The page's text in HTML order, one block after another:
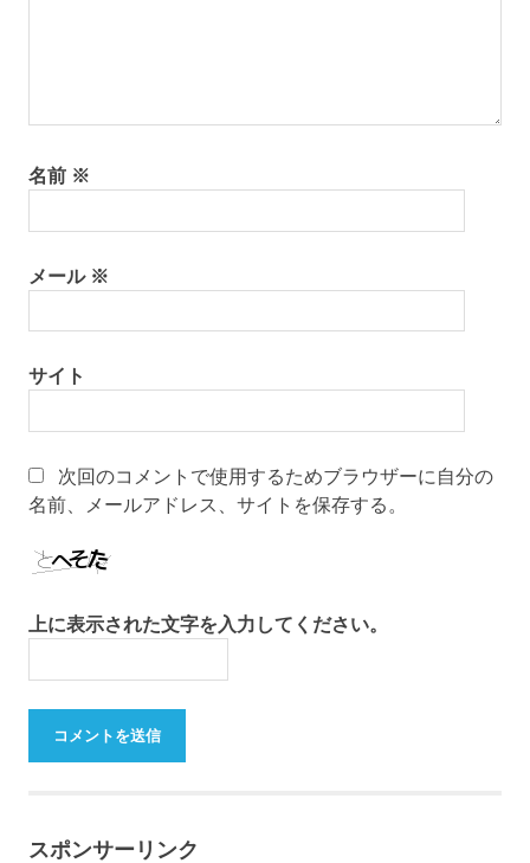
名前 ※
メール ※
サイト
次回のコメントで使用するためブラウザーに自分の
名前、メールアドレス、サイトを保存する。
上に表示された文字を入力してください。
スポンサーリンク